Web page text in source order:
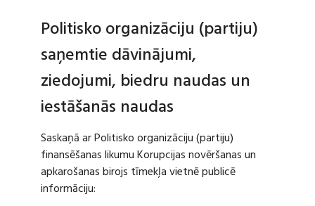
Politisko organizāciju (partiju)
saņemtie dāvinājumi,
ziedojumi, biedru naudas un
iestāšanās naudas
Saskaņā ar Politisko organizāciju (partiju)
finansēšanas likumu Korupcijas novēršanas un
apkarošanas birojs tīmekļa vietnē publicē
informāciju: